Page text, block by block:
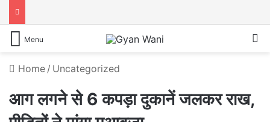
Menu
Home / Uncategorized
आग लगने से 6 कपड़ा दुकानें जलकर राख,